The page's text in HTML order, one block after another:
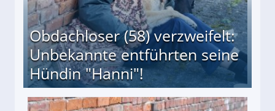
Obdachloser (58) verzweifelt:
Unbekannte entführten seine
Hündin "Hanni"!